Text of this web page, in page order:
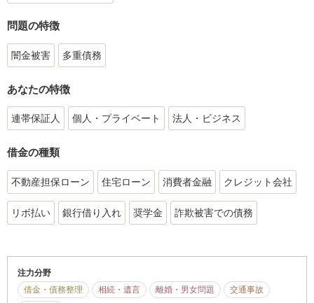
問題の特徴
闇金被害 多重債務
あなたの特徴
連帯保証人 個人・プライベート 法人・ビジネス
借金の種類
不動産担保ローン 住宅ローン 消費者金融 クレジット会社
リボ払い 銀行借り入れ 奨学金 詐欺被害での債務
注力分野
借金・債務整理
相続・遺言 離婚・男女問題
交通事故